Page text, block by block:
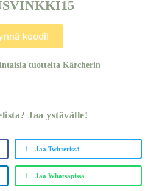
koodi!
tuotteita Kärcherin
Jaa ystävälle!
Jaa Twitterissä
Jaa Whatsapissa